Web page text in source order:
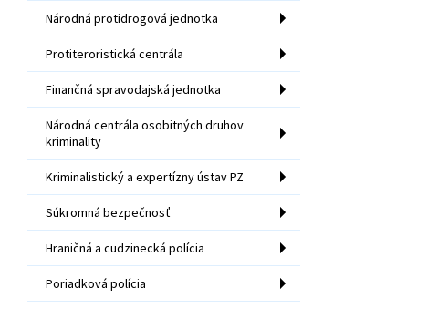
Národná protidrogová jednotka
Protiteroristická centrála
Finančná spravodajská jednotka
Národná centrála osobitných druhov
kriminality
Kriminalistický a expertízny ústav PZ
Súkromná bezpečnosť
Hraničná a cudzinecká polícia
Poriadková polícia